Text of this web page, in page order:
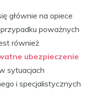
głównie na opiece
poważnych
również
ubezpieczenie
sytuacjach
i specjalistycznych